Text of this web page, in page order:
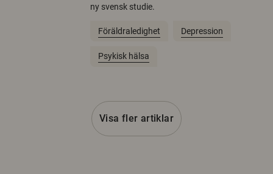
ny svensk studie.
Föräldraledighet Depression
Psykisk hälsa
Visa fler artiklar